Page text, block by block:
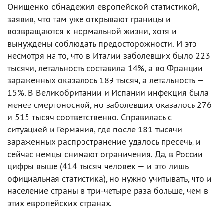
Онищенко обнадежил европейской статистикой,
заявив, что там уже открывают границы и
возвращаются к нормальной жизни, хотя и
вынуждены соблюдать предосторожности. И это
несмотря на то, что в Италии заболевших было 223
тысячи, летальность составила 14%, а во Франции
зараженных оказалось 189 тысяч, а летальность —
15%. В Великобритании и Испании инфекция была
менее смертоносной, но заболевших оказалось 276
и 515 тысяч соответственно. Справилась с
ситуацией и Германия, где после 181 тысячи
зараженных распространение удалось пресечь, и
сейчас немцы снимают ограничения. Да, в России
цифры выше (414 тысяч человек — и это лишь
официальная статистика), но нужно учитывать, что и
население страны в три-четыре раза больше, чем в
этих европейских странах.